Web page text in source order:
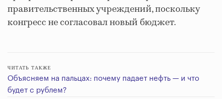
правительственных учреждений, поскольку
конгресс не согласовал новый бюджет.
ЧИТАТЬ ТАКЖЕ
Объясняем на пальцах: почему падает нефть — и что
будет с рублем?